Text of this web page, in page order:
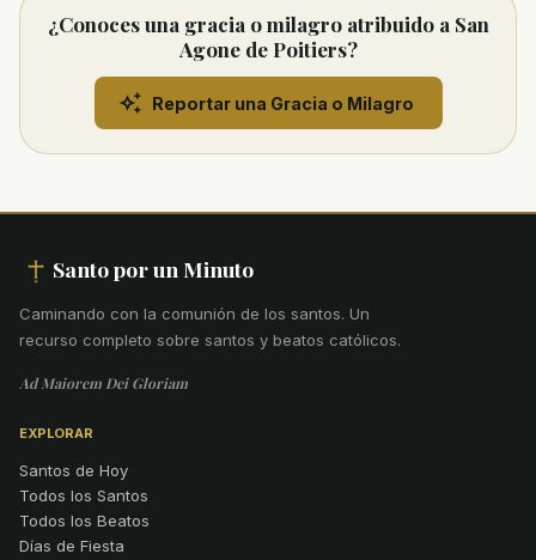
¿Conoces una gracia o milagro atribuido a San
Agone de Poitiers?
Reportar una Gracia o Milagro
Santo por un Minuto
Caminando con la comunión de los santos. Un
recurso completo sobre santos y beatos católicos.
Ad Maiorem Dei Gloriam
EXPLORAR
Santos de Hoy
Todos los Santos
Todos los Beatos
Días de Fiesta